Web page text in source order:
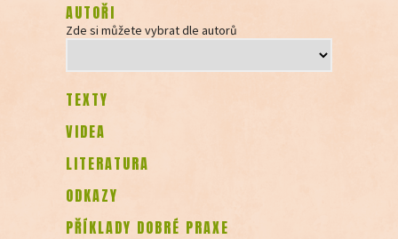
AUTOŘI
Zde si můžete vybrat dle autorů
TEXTY
VIDEA
LITERATURA
ODKAZY
PŘÍKLADY DOBRÉ PRAXE